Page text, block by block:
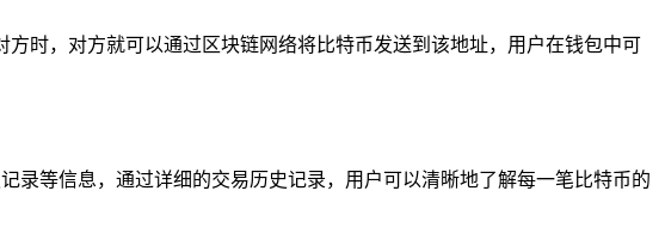
时，对方就可以通过区块链网络将比特币发送到该地址，用户在钱包中可
录等信息，通过详细的交易历史记录，用户可以清晰地了解每一笔比特币的